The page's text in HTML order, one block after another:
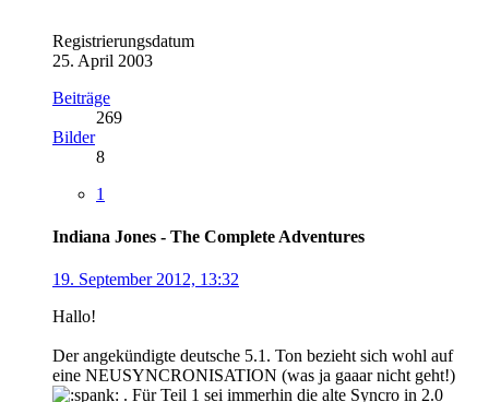
Registrierungsdatum
25. April 2003
Beiträge
269
Bilder
8
1
Indiana Jones - The Complete Adventures
19. September 2012, 13:32
Hallo!
Der angekündigte deutsche 5.1. Ton bezieht sich wohl auf
eine NEUSYNCRONISATION (was ja gaaar nicht geht!)
. Für Teil 1 sei immerhin die alte Syncro in 2.0